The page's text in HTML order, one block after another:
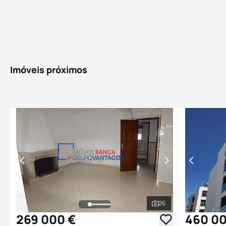
Imóveis próximos
Ver todas as
26
269 000 € 460